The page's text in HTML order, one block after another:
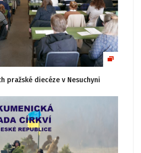
pražské diecéze v Nesuchyni